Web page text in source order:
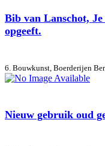
Bib van Lanschot,
opgeeft.
6. Bouwkunst, Boerderijen
Nieuw gebruik oud